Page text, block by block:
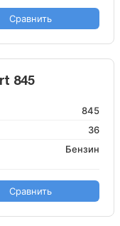
Сравнить
845
845
36
Бензин
Сравнить